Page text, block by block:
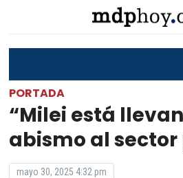
PORTADA
“Milei está
abismo al sector
mayo 30, 2025 4:32 pm